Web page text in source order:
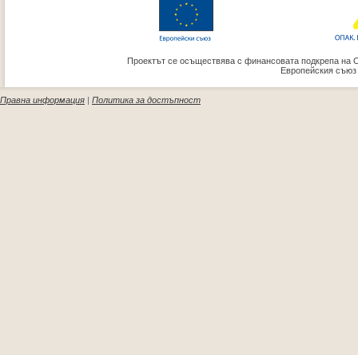
Проектът се осъществява с финансовата подкрепа на
Европейския
Правна информация | Политика за достъпност